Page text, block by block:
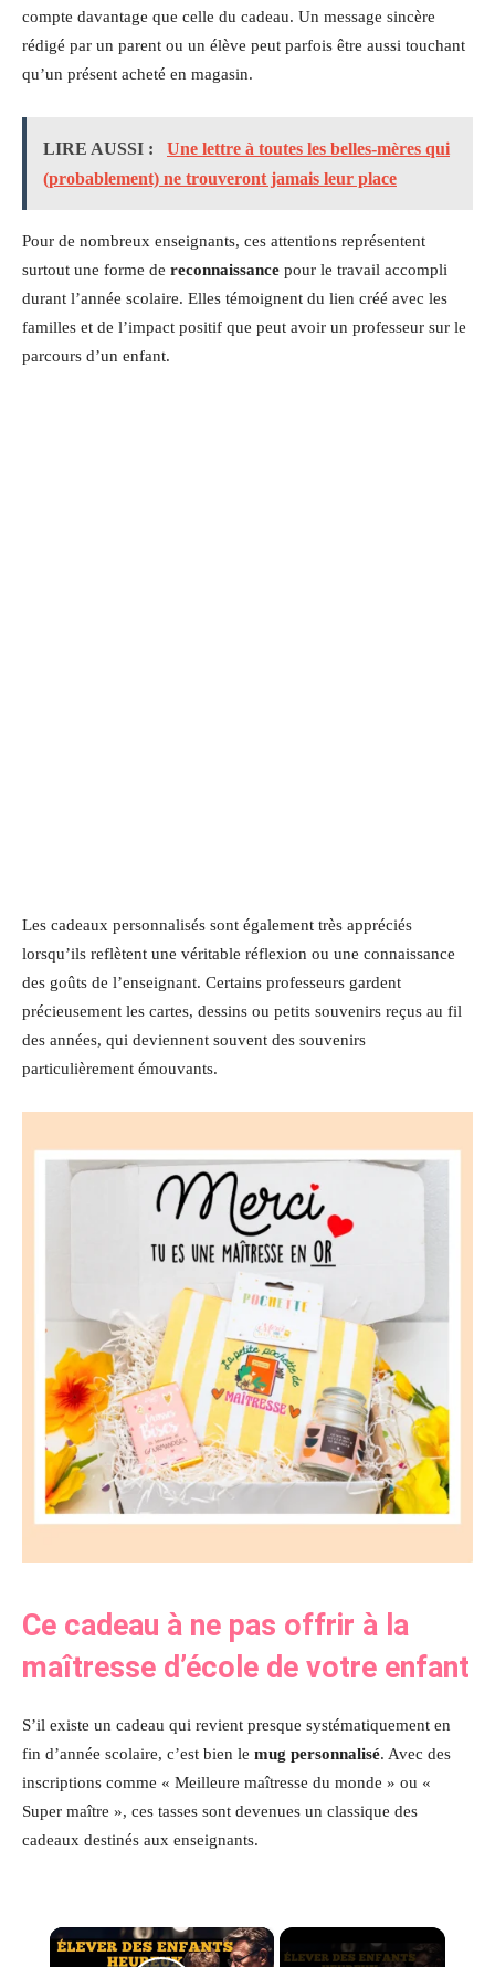
compte davantage que celle du cadeau. Un message sincère
rédigé par un parent ou un élève peut parfois être aussi touchant
qu’un présent acheté en magasin.
LIRE AUSSI :
Une lettre à toutes les belles-mères qui
(probablement) ne trouveront jamais leur place
Pour de nombreux enseignants, ces attentions représentent
surtout une forme de reconnaissance pour le travail accompli
durant l’année scolaire. Elles témoignent du lien créé avec les
familles et de l’impact positif que peut avoir un professeur sur le
parcours d’un enfant.
Les cadeaux personnalisés sont également très appréciés
lorsqu’ils reflètent une véritable réflexion ou une connaissance
des goûts de l’enseignant. Certains professeurs gardent
précieusement les cartes, dessins ou petits souvenirs reçus au fil
des années, qui deviennent souvent des souvenirs
particulièrement émouvants.
Ce cadeau à ne pas offrir à la
maîtresse d’école de votre enfant
S’il existe un cadeau qui revient presque systématiquement en
fin d’année scolaire, c’est bien le mug personnalisé. Avec des
inscriptions comme « Meilleure maîtresse du monde » ou «
Super maître », ces tasses sont devenues un classique des
cadeaux destinés aux enseignants.
×